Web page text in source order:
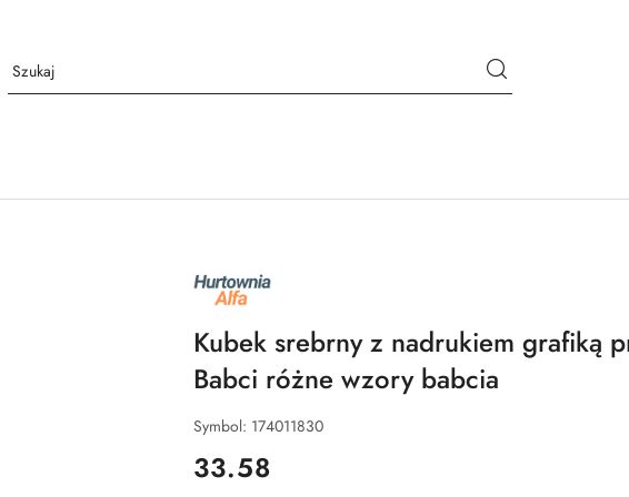
NAZWA
PRODUCENTA:
ALFA
Kubek srebrny z nadrukiem grafiką
Babci różne wzory babcia
Symbol: 174011830
cena:
33.58